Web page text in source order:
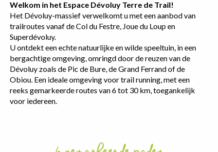
Welkom in het Espace Dévoluy Terre de Trail!
Het Dévoluy-massief verwelkomt u met een aanbod van
trailroutes vanaf de Col du Festre, Joue du Loup en
Superdévoluy.
U ontdekt een echte natuurlijke en wilde speeltuin, in een
bergachtige omgeving, omringd door de reuzen van de
Dévoluy zoals de Pic de Bure, de Grand Ferrand of de
Obiou. Een ideale omgeving voor trail running, met een
reeks gemarkeerde routes van 6 tot 30 km, toegankelijk
voor iedereen.